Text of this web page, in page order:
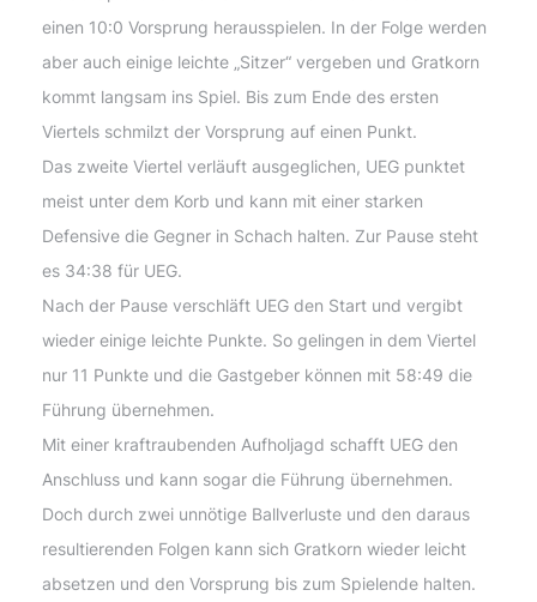
einen 10:0 Vorsprung herausspielen. In der Folge werden
aber auch einige leichte „Sitzer“ vergeben und Gratkorn
kommt langsam ins Spiel. Bis zum Ende des ersten
Viertels schmilzt der Vorsprung auf einen Punkt.
Das zweite Viertel verläuft ausgeglichen, UEG punktet
meist unter dem Korb und kann mit einer starken
Defensive die Gegner in Schach halten. Zur Pause steht
es 34:38 für UEG.
Nach der Pause verschläft UEG den Start und vergibt
wieder einige leichte Punkte. So gelingen in dem Viertel
nur 11 Punkte und die Gastgeber können mit 58:49 die
Führung übernehmen.
Mit einer kraftraubenden Aufholjagd schafft UEG den
Anschluss und kann sogar die Führung übernehmen.
Doch durch zwei unnötige Ballverluste und den daraus
resultierenden Folgen kann sich Gratkorn wieder leicht
absetzen und den Vorsprung bis zum Spielende halten.